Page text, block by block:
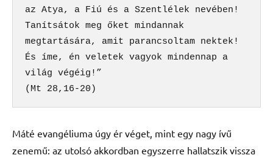
az Atya, a Fiú és a Szentlélek nevében!
Tanítsátok meg őket mindannak
megtartására, amit parancsoltam nektek!
És íme, én veletek vagyok mindennap a
világ végéig!”
(Mt 28,16-20)
Máté evangéliuma úgy ér véget, mint egy nagy ívű
zenemű: az utolsó akkordban egyszerre hallatszik vissza